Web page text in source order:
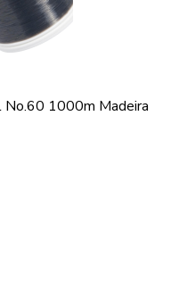
1000m Madeira